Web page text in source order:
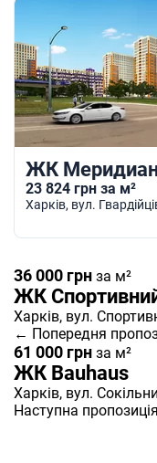
ЖК
23 824 грн за м²
Харків, вул.
36 000 грн за м²
ЖК
Харків, вул.
← Попередня
61 000 грн за м²
ЖК Bauhaus
Харків, вул.
Наступна